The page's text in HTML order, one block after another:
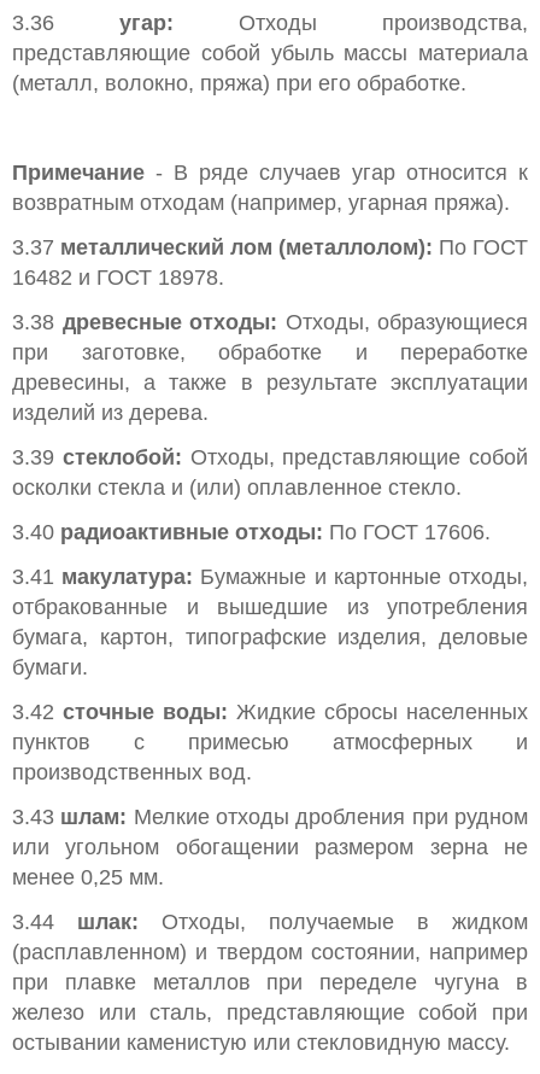
3.36 угар: Отходы производства,
представляющие собой убыль массы материала
(металл, волокно, пряжа) при его обработке.
Примечание - В ряде случаев угар относится к
возвратным отходам (например, угарная пряжа).
3.37 металлический лом (металлолом): По ГОСТ
16482 и ГОСТ 18978.
3.38 древесные отходы: Отходы, образующиеся
при заготовке, обработке и переработке
древесины, а также в результате эксплуатации
изделий из дерева.
3.39 стеклобой: Отходы, представляющие собой
осколки стекла и (или) оплавленное стекло.
3.40 радиоактивные отходы: По ГОСТ 17606.
3.41 макулатура: Бумажные и картонные отходы,
отбракованные и вышедшие из употребления
бумага, картон, типографские изделия, деловые
бумаги.
3.42 сточные воды: Жидкие сбросы населенных
пунктов с примесью атмосферных и
производственных вод.
3.43 шлам: Мелкие отходы дробления при рудном
или угольном обогащении размером зерна не
менее 0,25 мм.
3.44 шлак: Отходы, получаемые в жидком
(расплавленном) и твердом состоянии, например
при плавке металлов при переделе чугуна в
железо или сталь, представляющие собой при
остывании каменистую или стекловидную массу.